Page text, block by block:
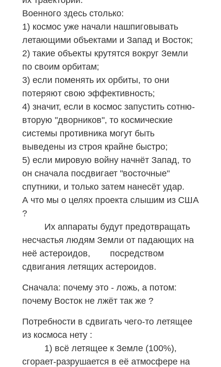
Военного здесь столько:
1) космос уже начали нашпиговывать
летающими объектами и Запад и Восток;
2) такие объекты крутятся вокруг Земли
по своим орбитам;
3) если поменять их орбиты, то они
потеряют свою эффективность;
4) значит, если в космос запустить сотню-
вторую "дворников", то космические
системы противника могут быть
выведены из строя крайне быстро;
5) если мировую войну начнёт Запад, то
он сначала посдвигает "восточные"
спутники, и только затем нанесёт удар.
А что мы о целях проекта слышим из США
?
Их аппараты будут предотвращать
несчастья людям Земли от падающих на
неё астероидов, посредством
сдвигания летящих астероидов.
Сначала: почему это - ложь, а потом:
почему Восток не лжёт так же ?
Потребности в сдвигать чего-то летящее
из космоса нету :
1) всё летящее к Земле (100%),
сгорает-разрушается в её атмосфере на